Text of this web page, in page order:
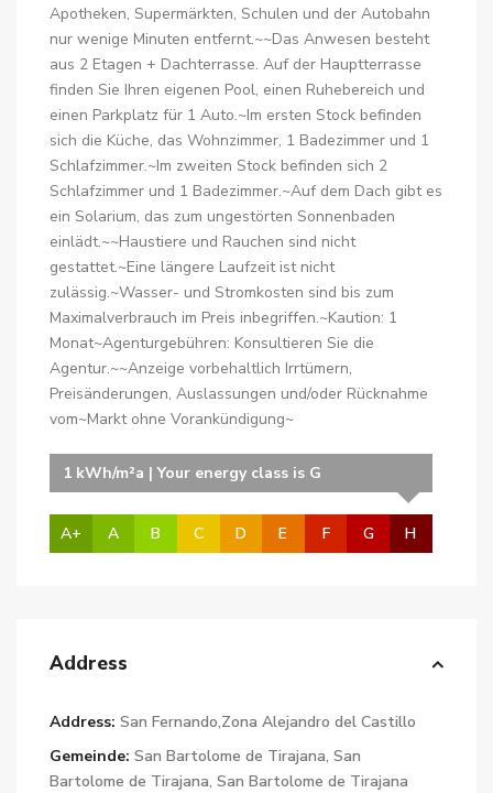
Apotheken, Supermärkten, Schulen und der Autobahn
nur wenige Minuten entfernt.~~Das Anwesen besteht
aus 2 Etagen + Dachterrasse. Auf der Hauptterrasse
finden Sie Ihren eigenen Pool, einen Ruhebereich und
einen Parkplatz für 1 Auto.~Im ersten Stock befinden
sich die Küche, das Wohnzimmer, 1 Badezimmer und 1
Schlafzimmer.~Im zweiten Stock befinden sich 2
Schlafzimmer und 1 Badezimmer.~Auf dem Dach gibt es
ein Solarium, das zum ungestörten Sonnenbaden
einlädt.~~Haustiere und Rauchen sind nicht
gestattet.~Eine längere Laufzeit ist nicht
zulässig.~Wasser- und Stromkosten sind bis zum
Maximalverbrauch im Preis inbegriffen.~Kaution: 1
Monat~Agenturgebühren: Konsultieren Sie die
Agentur.~~Anzeige vorbehaltlich Irrtümern,
Preisänderungen, Auslassungen und/oder Rücknahme
vom~Markt ohne Vorankündigung~
A+ A B C D E F
1 kWh/m²a | Your energy class is G
G H
Address
Address: San Fernando,Zona Alejandro del Castillo
Gemeinde: San Bartolome de Tirajana, San
Bartolome de Tirajana, San Bartolome de Tirajana